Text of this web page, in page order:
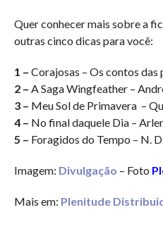
Quer conhecer mais sobre a
outras cinco dicas para você:
1 – Corajosas – Os contos das
2 – A Saga Wingfeather –
3 – Meu Sol de Primavera –
4 – No final daquele Dia –
5 – Foragidos do Tempo – N.
Imagem: Divulgação – Foto
Mais em: Plenitude